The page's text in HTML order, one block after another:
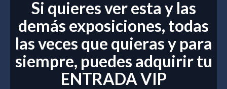
Si quieres ver esta y las
demás exposiciones, todas
las veces que quieras y para
siempre, puedes adquirir tu
ENTRADA VIP